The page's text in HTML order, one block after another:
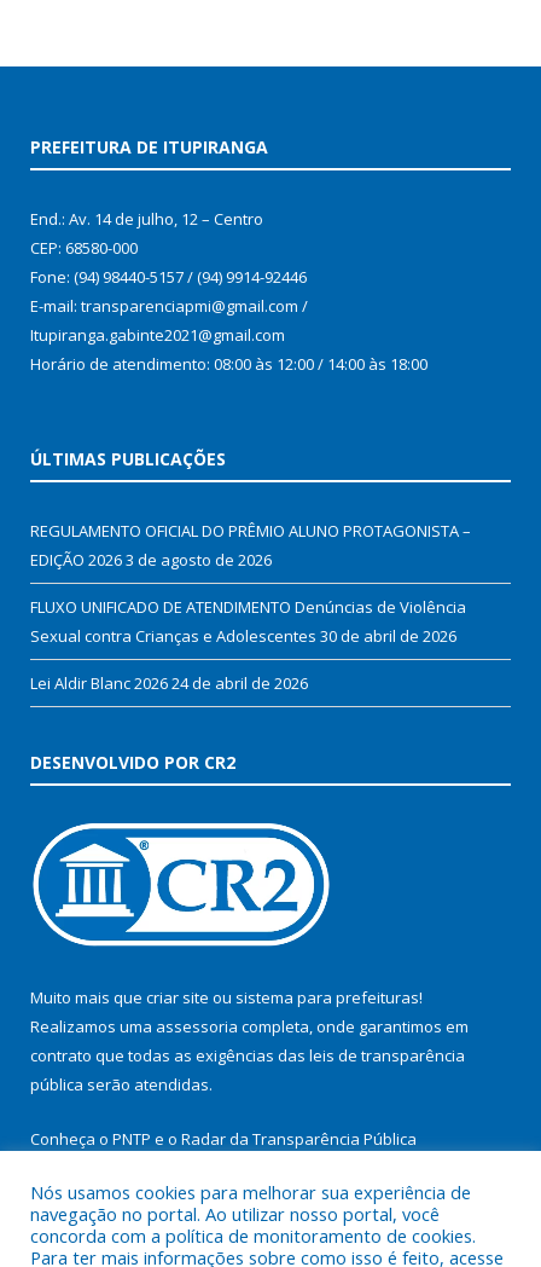
PREFEITURA DE ITUPIRANGA
End.: Av. 14 de julho, 12 – Centro
CEP: 68580-000
Fone: (94) 98440-5157 / (94) 9914-92446
E-mail: transparenciapmi@gmail.com /
Itupiranga.gabinte2021@gmail.com
Horário de atendimento: 08:00 às 12:00 / 14:00 às 18:00
ÚLTIMAS PUBLICAÇÕES
REGULAMENTO OFICIAL DO PRÊMIO ALUNO PROTAGONISTA –
EDIÇÃO 20263 de agosto de 2026
FLUXO UNIFICADO DE ATENDIMENTO Denúncias de Violência
Sexual contra Crianças e Adolescentes 30 de abril de 2026
Lei Aldir Blanc 202624 de abril de 2026
DESENVOLVIDO POR CR2
Muito mais que criar site ou sistema para prefeituras!
Realizamos uma assessoria completa, onde garantimos em
contrato que todas as exigências das leis de transparência
pública serão atendidas.
Conheça o PNTP e o Radar da Transparência Pública
Nós usamos cookies para melhorar sua experiência de
navegação no portal. Ao utilizar nosso portal, você
concorda com a política de monitoramento de cookies.
Para ter mais informações sobre como isso é feito, acesse